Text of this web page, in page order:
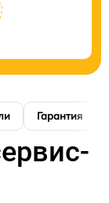
Гарантия